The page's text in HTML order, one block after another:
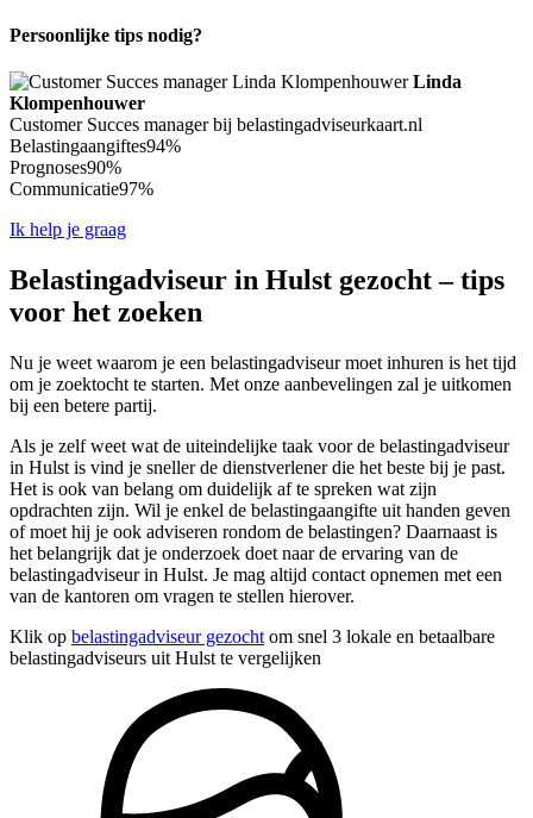
Persoonlijke tips nodig?
Linda
Klompenhouwer
Customer Succes manager bij belastingadviseurkaart.nl
Belastingaangiftes94%
Prognoses90%
Communicatie97%
Ik help je graag
Belastingadviseur in Hulst gezocht – tips
voor het zoeken
Nu je weet waarom je een belastingadviseur moet inhuren is het tijd
om je zoektocht te starten. Met onze aanbevelingen zal je uitkomen
bij een betere partij.
Als je zelf weet wat de uiteindelijke taak voor de belastingadviseur
in Hulst is vind je sneller de dienstverlener die het beste bij je past.
Het is ook van belang om duidelijk af te spreken wat zijn
opdrachten zijn. Wil je enkel de belastingaangifte uit handen geven
of moet hij je ook adviseren rondom de belastingen? Daarnaast is
het belangrijk dat je onderzoek doet naar de ervaring van de
belastingadviseur in Hulst. Je mag altijd contact opnemen met een
van de kantoren om vragen te stellen hierover.
Klik op belastingadviseur gezocht om snel 3 lokale en betaalbare
belastingadviseurs uit Hulst te vergelijken